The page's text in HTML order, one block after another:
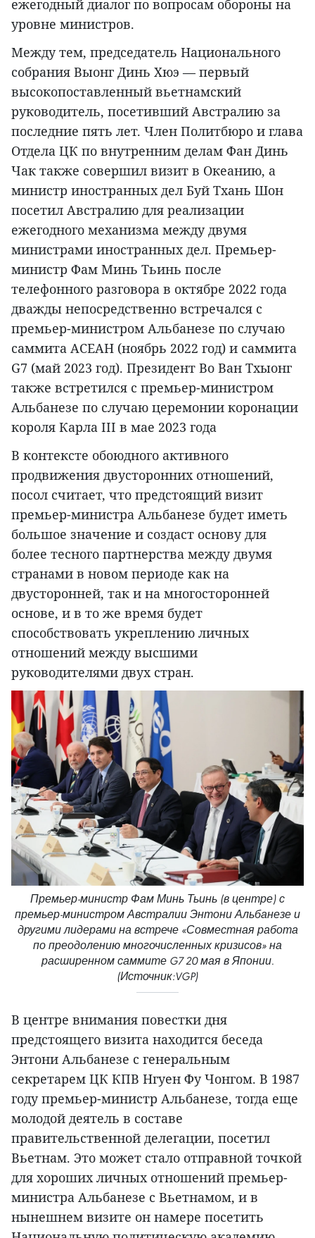
ежегодный диалог по вопросам обороны на
уровне министров.
Между тем, председатель Национального
собрания Выонг Динь Хюэ — первый
высокопоставленный вьетнамский
руководитель, посетивший Австралию за
последние пять лет. Член Политбюро и глава
Отдела ЦК по внутренним делам Фан Динь
Чак также совершил визит в Океанию, а
министр иностранных дел Буй Тхань Шон
посетил Австралию для реализации
ежегодного механизма между двумя
министрами иностранных дел. Премьер-
министр Фам Минь Тьинь после
телефонного разговора в октябре 2022 года
дважды непосредственно встречался с
премьер-министром Альбанезе по случаю
саммита АСЕАН (ноябрь 2022 год) и саммита
G7 (май 2023 год). Президент Во Ван Тхыонг
также встретился с премьер-министром
Альбанезе по случаю церемонии коронации
короля Карла III в мае 2023 года
В контексте обоюдного активного
продвижения двусторонних отношений,
посол считает, что предстоящий визит
премьер-министра Альбанезе будет иметь
большое значение и создаст основу для
более тесного партнерства между двумя
странами в новом периоде как на
двусторонней, так и на многосторонней
основе, и в то же время будет
способствовать укреплению личных
отношений между высшими
руководителями двух стран.
Премьер-министр Фам Минь Тьинь (в центре) с
премьер-министром Австралии Энтони Альбанезе и
другими лидерами на встрече «Совместная работа
по преодолению многочисленных кризисов» на
расширенном саммите G7 20 мая в Японии.
(Источник:VGP)
В центре внимания повестки дня
предстоящего визита находится беседа
Энтони Альбанезе с генеральным
секретарем ЦК КПВ Нгуен Фу Чонгом. В 1987
году премьер-министр Альбанезе, тогда еще
молодой деятель в составе
правительственной делегации, посетил
Вьетнам. Это может стало отправной точкой
для хороших личных отношений премьер-
министра Альбанезе с Вьетнамом, и в
нынешнем визите он намере посетить